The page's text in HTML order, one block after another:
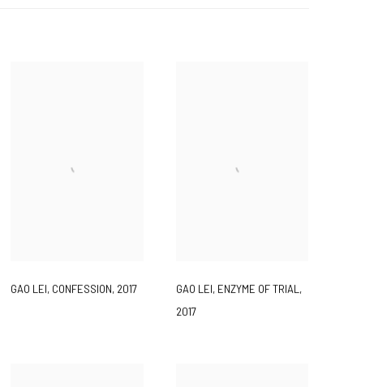
GAO LEI, CONFESSION, 2017 GAO LEI, ENZYME OF TRIAL ,
2017